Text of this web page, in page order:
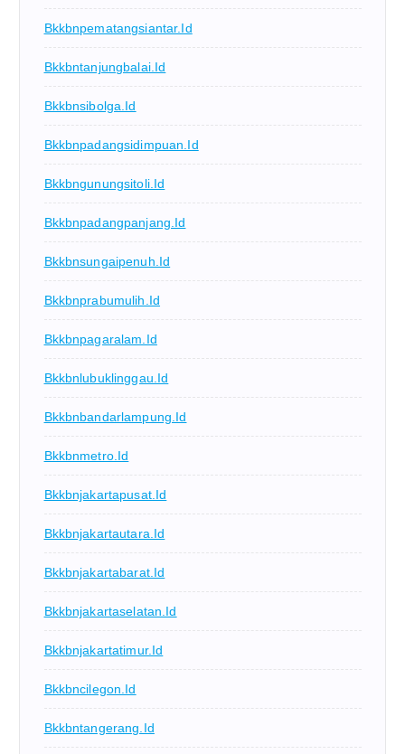
Bkkbnpematangsiantar.id
Bkkbntanjungbalai.id
Bkkbnsibolga.id
Bkkbnpadangsidimpuan.id
Bkkbngunungsitoli.id
Bkkbnpadangpanjang.id
Bkkbnsungaipenuh.id
Bkkbnprabumulih.id
Bkkbnpagaralam.id
Bkkbnlubuklinggau.id
Bkkbnbandarlampung.id
Bkkbnmetro.id
Bkkbnjakartapusat.id
Bkkbnjakartautara.id
Bkkbnjakartabarat.id
Bkkbnjakartaselatan.id
Bkkbnjakartatimur.id
Bkkbncilegon.id
Bkkbntangerang.id